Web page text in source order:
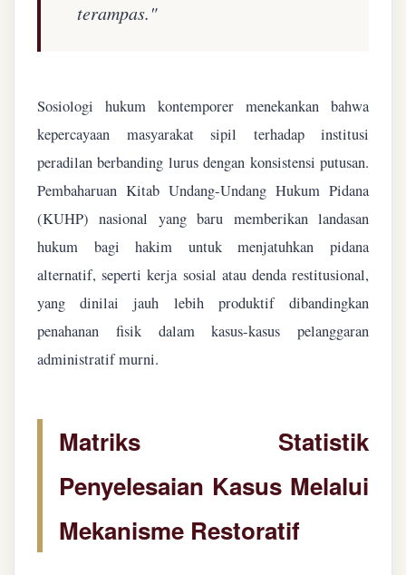
terampas."
Sosiologi hukum kontemporer menekankan bahwa
kepercayaan masyarakat sipil terhadap institusi
peradilan berbanding lurus dengan konsistensi putusan.
Pembaharuan Kitab Undang-Undang Hukum Pidana
(KUHP) nasional yang baru memberikan landasan
hukum bagi hakim untuk menjatuhkan pidana
alternatif, seperti kerja sosial atau denda restitusional,
yang dinilai jauh lebih produktif dibandingkan
penahanan fisik dalam kasus-kasus pelanggaran
administratif murni.
Matriks Statistik
Penyelesaian Kasus Melalui
Mekanisme Restoratif